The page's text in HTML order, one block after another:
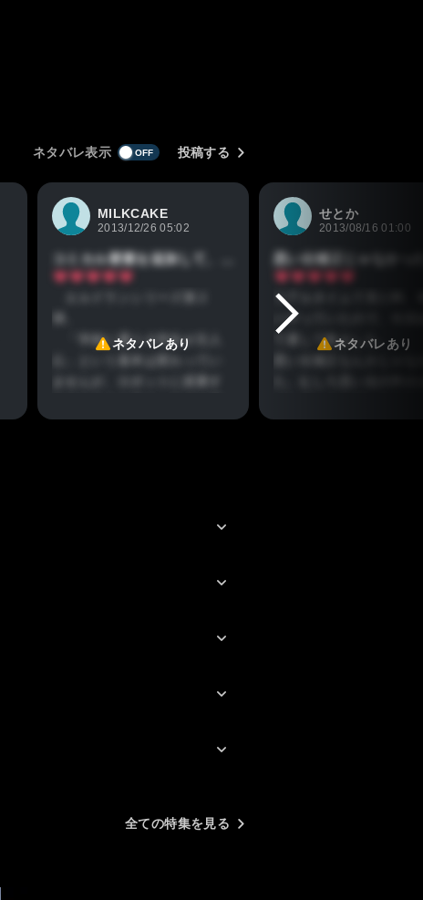
ネタバレ表示 投稿する
MILKCAKE
2013/12/26 05:02
「学校に通う小学生が主人
の各地から自由自在に発進可
す。学年を下げた影響か、子
にガールフレンドが出来たの
ー、そして第３弾のゴウザウ
ネタバレあり
せとか
2013/08/16 01:00
思い出補正じゃなかっ
リアルタイムで見た時、
ハマっていたので、今回
て通して観ました。
かったです。
ネタバレあり
全ての特集を見る